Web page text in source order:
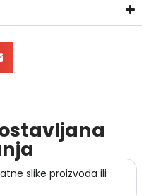
slike proizvoda ili